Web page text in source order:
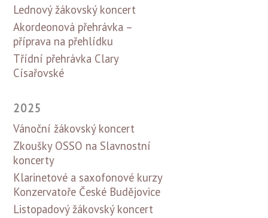
Lednový žákovský koncert
Akordeonová přehrávka –
příprava na přehlídku
Třídní přehrávka Clary
Císařovské
2025
Vánoční žákovský koncert
Zkoušky OSSO na Slavnostní
koncerty
Klarinetové a saxofonové kurzy
Konzervatoře České Budějovice
Listopadový žákovský koncert